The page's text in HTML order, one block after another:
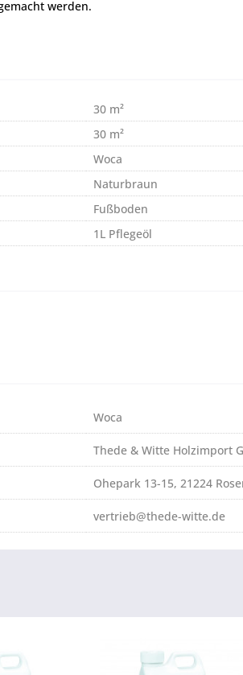
werden.
30 m²
30 m²
Woca
Naturbraun
Fußboden
1L Pflegeöl
Woca
Thede & Witte Holzimport
Ohepark 13-15, 21224
vertrieb@thede-witte.de